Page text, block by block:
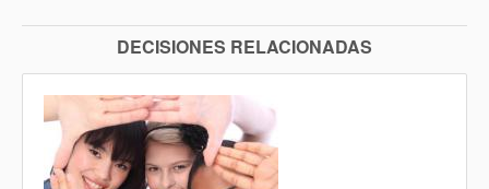
DECISIONES RELACIONADAS